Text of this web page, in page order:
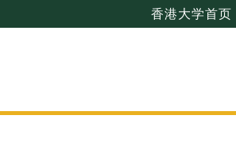
香港大学首页